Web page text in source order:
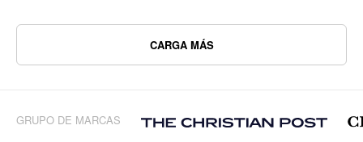
CARGA MÁS
GRUPO DE MARCAS